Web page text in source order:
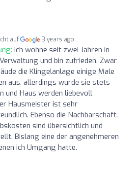
auf 3 years ago
Ich wohne seit zwei Jahren in
und bin zufrieden. Zwar
die Klingelanlage einige Male
aus, allerdings wurde sie stets
und Haus werden liebevoll
Hausmeister ist sehr
Ebenso die Nachbarschaft.
sind übersichtlich und
Bislang eine der angenehmeren
ich Umgang hatte.